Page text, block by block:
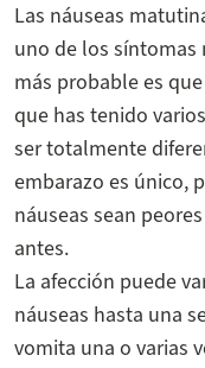
Las náuseas
uno de los síntomas
más probable es
que has tenido
ser totalmente
embarazo es único,
náuseas sean
antes.
La afección puede
náuseas hasta una
vomita una o varias